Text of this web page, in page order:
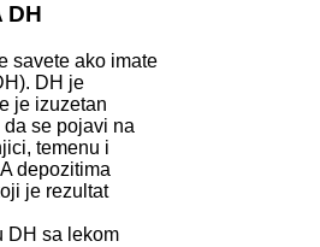
DH
savete ako imate
DH je
je izuzetan
se pojavi na
temenu i
depozitima
je rezultat
DH sa lekom